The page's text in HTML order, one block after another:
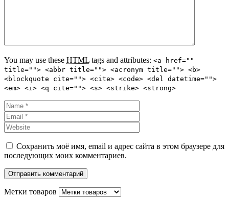
You may use these HTML tags and attributes: <a href=""
title=""> <abbr title=""> <acronym title=""> <b>
<blockquote cite=""> <cite> <code> <del datetime="">
<em> <i> <q cite=""> <s> <strike> <strong>
Сохранить моё имя, email и адрес сайта в этом браузере для
последующих моих комментариев.
Метки товаров